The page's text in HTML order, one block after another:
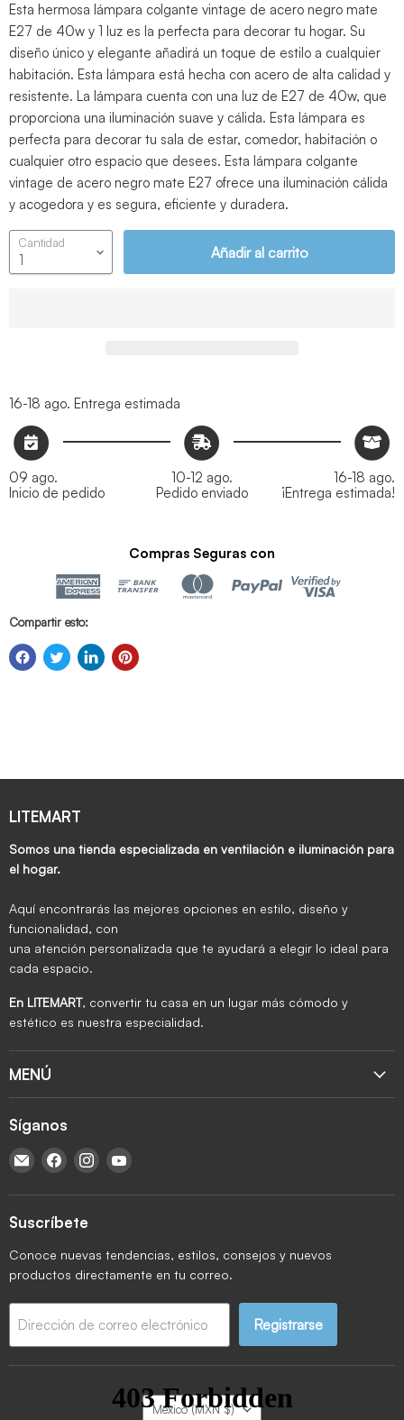
Esta hermosa lámpara colgante vintage de acero negro mate
E27 de 40w y 1 luz es la perfecta para decorar tu hogar. Su
diseño único y elegante añadirá un toque de estilo a cualquier
habitación. Esta lámpara está hecha con acero de alta calidad y
resistente. La lámpara cuenta con una luz de E27 de 40w, que
proporciona una iluminación suave y cálida. Esta lámpara es
perfecta para decorar tu sala de estar, comedor, habitación o
cualquier otro espacio que desees. Esta lámpara colgante
vintage de acero negro mate E27 ofrece una iluminación cálida
y acogedora y es segura, eficiente y duradera.
Cantidad
Añadir al carrito
16-18 ago. Entrega estimada
09 ago.
Inicio de pedido
10-12 ago.
Pedido enviado
16-18 ago.
¡Entrega estimada!
Compras Seguras con
Compartir esto:
LITEMART
Somos una tienda especializada en ventilación e iluminación para
el hogar.
Aquí encontrarás las mejores opciones en estilo, diseño y
funcionalidad, con
una atención personalizada que te ayudará a elegir lo ideal para
cada espacio.
En LITEMART, convertir tu casa en un lugar más cómodo y
estético es nuestra especialidad.
MENÚ
Síganos
Encuéntrenos en Correo electrónico
Encuéntrenos en Facebook
Encuéntrenos en Instagram
Suscríbete
Conoce nuevas tendencias, estilos, consejos y nuevos
productos directamente en tu correo.
Dirección de correo electrónico Registrarse
País
México (MXN $)